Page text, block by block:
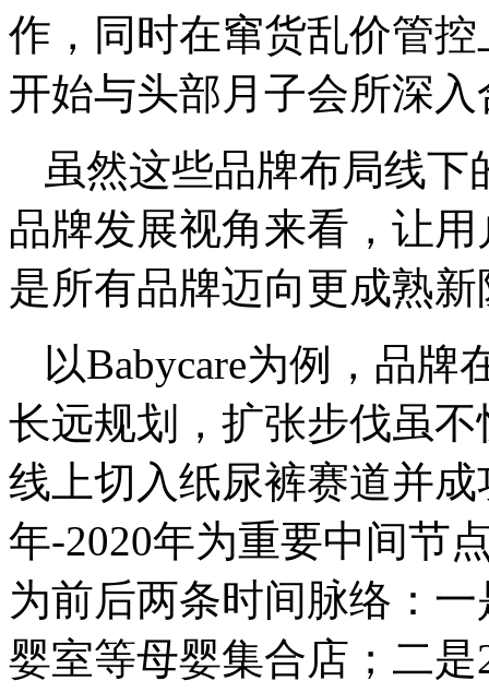
作，同时在窜货乱价管
开始与头部月子会所深
虽然这些品牌布局线
品牌发展视角来看，让
是所有品牌迈向更成熟
以Babycare为例，品
长远规划，扩张步伐虽不
线上切入纸尿裤赛道并
年-2020年为重要中间节
为前后两条时间脉络：
婴室等母婴集合店；二